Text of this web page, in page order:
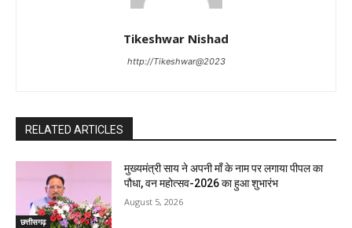
Tikeshwar Nishad
http://Tikeshwar@2023
RELATED ARTICLES
छत्तीसगढ़
मुख्यमंत्री साय ने अपनी माँ के नाम पर लगाया पीपल का
पौधा, वन महोत्सव-2026 का हुआ शुभारंभ
August 5, 2026